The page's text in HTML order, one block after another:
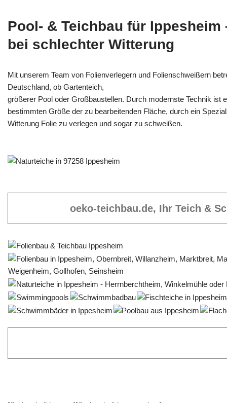
Pool- & Teichbau für
bei schlechter Witterung
Mit unserem Team von Folienverlegern und Folien­schweißern
Deutschland, ob Gartenteich,
größerer Pool oder Großbaustellen. Durch modernste Technik ist
bestimmten Größe der zu bearbeitenden Fläche, durch ein
Witterung Folie zu verlegen und sogar zu schweißen.
oeko-teichbau.de, Ihr Teich &